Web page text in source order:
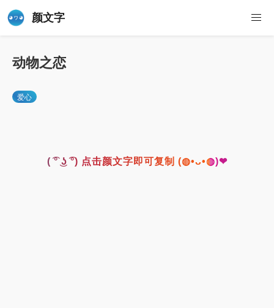
颜文字
动物之恋
爱心
( ͡° ͜ʖ ͡°) 点击颜文字即可复制 (◍•ᴗ•◍)❤